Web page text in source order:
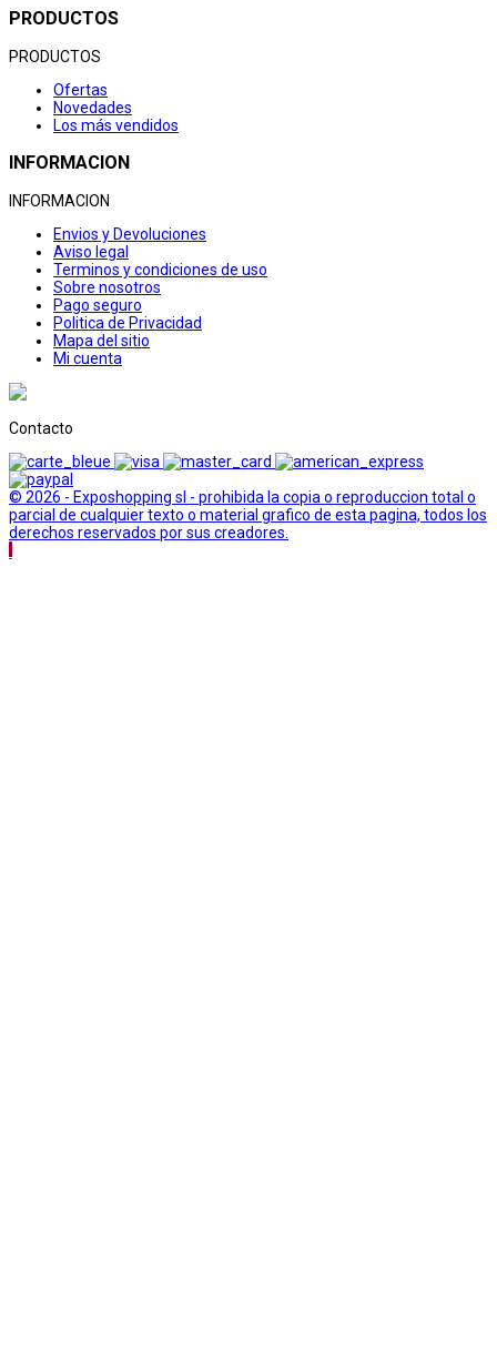
PRODUCTOS
PRODUCTOS
Ofertas
Novedades
Los más vendidos
INFORMACION
INFORMACION
Envios y Devoluciones
Aviso legal
Terminos y condiciones de uso
Sobre nosotros
Pago seguro
Politica de Privacidad
Mapa del sitio
Mi cuenta
Contacto
© 2026 - Exposhopping sl - prohibida la copia o reproduccion total o
parcial de cualquier texto o material grafico de esta pagina, todos los
derechos reservados por sus creadores.